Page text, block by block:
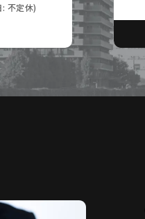
不定休)